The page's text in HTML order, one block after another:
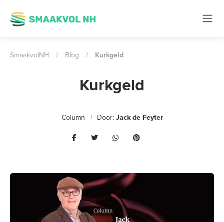
SmaakvolNH / Blog / Kurkgeld
Kurkgeld
Column Door:Jack de Feyter